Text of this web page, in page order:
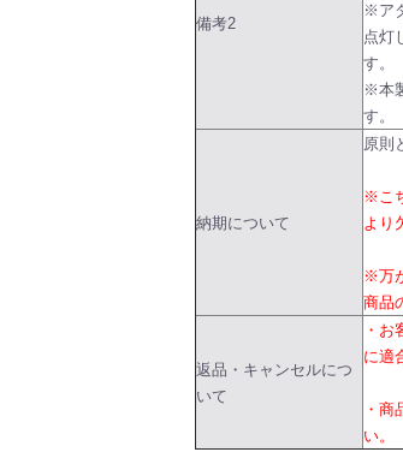
備考2
※ア
点灯
す。
※本
す。
納期について
原則
※こ
より
※万
商品
返品・キャンセルにつ
いて
・
に適
・
い。